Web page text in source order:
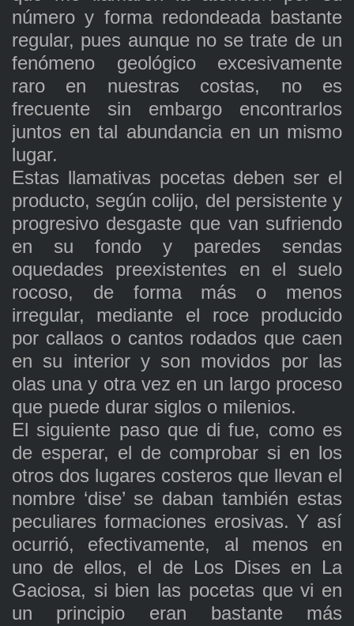
número y forma redondeada bastante
regular, pues aunque no se trate de un
fenómeno geológico excesivamente
raro en nuestras costas, no es
frecuente sin embargo encontrarlos
juntos en tal abundancia en un mismo
lugar.
Estas llamativas pocetas deben ser el
producto, según colijo, del persistente y
progresivo desgaste que van sufriendo
en su fondo y paredes sendas
oquedades preexistentes en el suelo
rocoso, de forma más o menos
irregular, mediante el roce producido
por callaos o cantos rodados que caen
en su interior y son movidos por las
olas una y otra vez en un largo proceso
que puede durar siglos o milenios.
El siguiente paso que di fue, como es
de esperar, el de comprobar si en los
otros dos lugares costeros que llevan el
nombre ‘dise’ se daban también estas
peculiares formaciones erosivas. Y así
ocurrió, efectivamente, al menos en
uno de ellos, el de Los Dises en La
Gaciosa, si bien las pocetas que vi en
un principio eran bastante más